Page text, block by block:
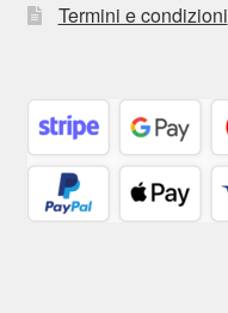
Termini e condizioni